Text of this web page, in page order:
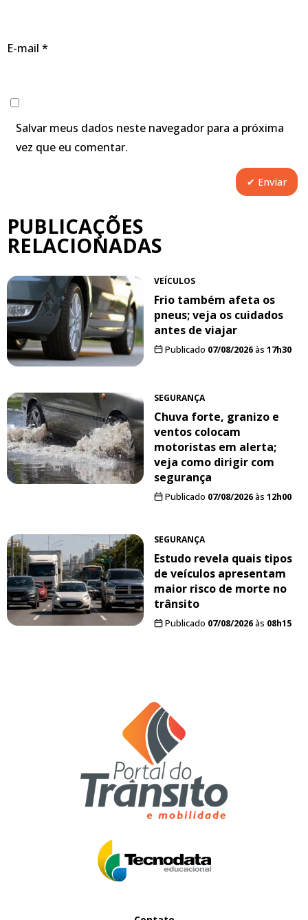
E-mail *
Salvar meus dados neste navegador para a próxima
vez que eu comentar.
PUBLICAÇÕES
RELACIONADAS
VEÍCULOS
Frio também afeta os
pneus; veja os cuidados
antes de viajar
Publicado 07/08/2026às 17h30
SEGURANÇA
Chuva forte, granizo e
ventos colocam
motoristas em alerta;
veja como dirigir com
segurança
Publicado 07/08/2026às 12h00
SEGURANÇA
Estudo revela quais tipos
de veículos apresentam
maior risco de morte no
trânsito
Publicado 07/08/2026às 08h15